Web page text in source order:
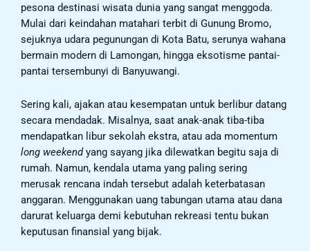
pesona destinasi wisata dunia yang sangat menggoda.
Mulai dari keindahan matahari terbit di Gunung Bromo,
sejuknya udara pegunungan di Kota Batu, serunya wahana
bermain modern di Lamongan, hingga eksotisme pantai-
pantai tersembunyi di Banyuwangi.
Sering kali, ajakan atau kesempatan untuk berlibur datang
secara mendadak. Misalnya, saat anak-anak tiba-tiba
mendapatkan libur sekolah ekstra, atau ada momentum
long weekendyang sayang jika dilewatkan begitu saja di
rumah. Namun, kendala utama yang paling sering
merusak rencana indah tersebut adalah keterbatasan
anggaran. Menggunakan uang tabungan utama atau dana
darurat keluarga demi kebutuhan rekreasi tentu bukan
keputusan finansial yang bijak.